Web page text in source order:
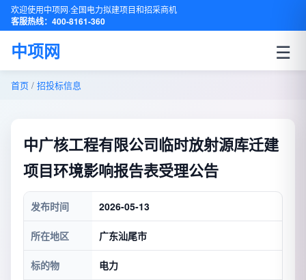
欢迎使用中项网·全国电力拟建项目和招采商机
客服热线：400-8161-360
中项网 ☰
首页 / 招投标信息
中广核工程有限公司临时放射源库迁建
项目环境影响报告表受理公告
发布时间 2026-05-13
所在地区 广东汕尾市
标的物 电力